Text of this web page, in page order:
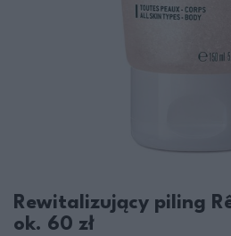
Rewitalizujący piling
ok. 60 zł